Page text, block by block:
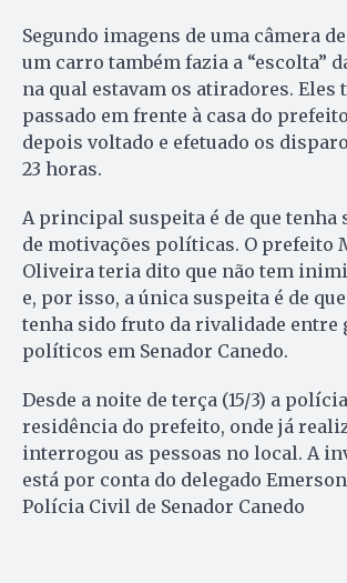
Segundo imagens de uma câmera
um carro também fazia a “escolta”
na qual estavam os atiradores. Eles
passado em frente à casa do
depois voltado e efetuado os
23 horas.
A principal suspeita é de que tenha
de motivações políticas. O prefeito
Oliveira teria dito que não tem
e, por isso, a única suspeita é de
tenha sido fruto da rivalidade entre
políticos em Senador Canedo.
Desde a noite de terça (15/3) a
residência do prefeito, onde já
interrogou as pessoas no local. A
está por conta do delegado
Polícia Civil de Senador Canedo